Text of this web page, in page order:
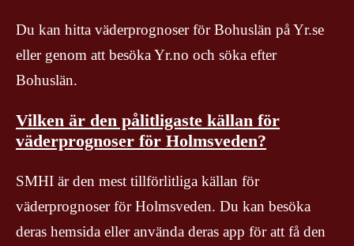
Du kan hitta väderprognoser för Bohuslän på Yr.se
eller genom att besöka Yr.no och söka efter
Bohuslän.
Vilken är den pålitligaste källan för
väderprognoser för Holmsveden?
SMHI är den mest tillförlitliga källan för
väderprognoser för Holmsveden. Du kan besöka
deras hemsida eller använda deras app för att få den